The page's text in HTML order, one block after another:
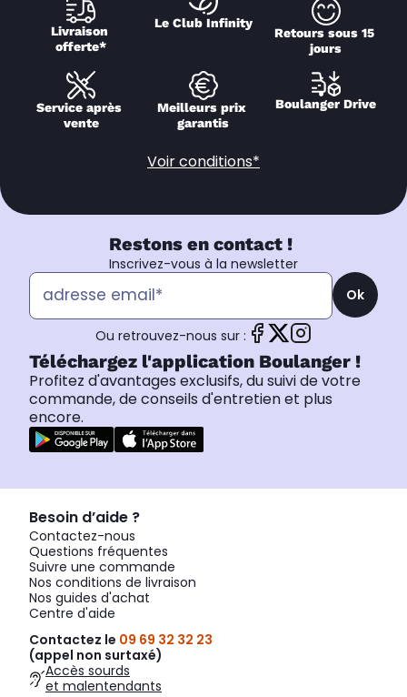
Livraison
offerte*
Le Club Infinity
Retours sous 15
jours
Service après
vente
Meilleurs prix
garantis
Boulanger Drive
Voir conditions*
Restons en contact !
Inscrivez-vous à la newsletter
Ok
Ou retrouvez-nous sur :
Téléchargez l'application Boulanger !
Profitez d'avantages exclusifs, du suivi de votre
commande, de conseils d'entretien et plus
encore.
Besoin d’aide ?
Contactez-nous
Questions fréquentes
Suivre une commande
Nos conditions de livraison
Nos guides d'achat
Centre d'aide
Contactez le 09 69 32 32 23
(appel non surtaxé)
Accès sourds
et malentendants